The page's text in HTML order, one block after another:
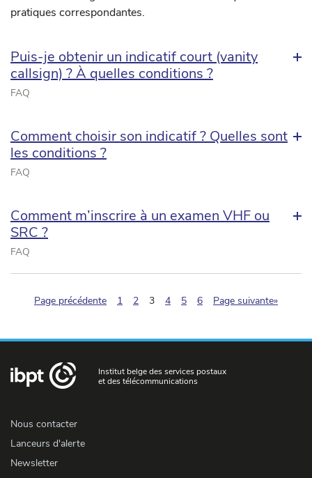
pratiques correspondantes.
Puis-je obtenir un indicatif court (vanity
callsign) ? À quelles conditions ?
FAQ
Comment choisir son indicatif ? Quelles sont
les conditions ?
FAQ
Comment m’inscrire à un examen VHF ou
SRC ?
FAQ
Page précédente 1 2 3(pagination.current)
4 5 6 Page suivante»
Institut belge des services postaux
et des télécommunications
Nous contacter
Lanceurs d'alerte
Newsletter